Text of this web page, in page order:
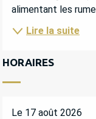
alimentant les
Lire la suite
HORAIRES
Le 17 août 2026